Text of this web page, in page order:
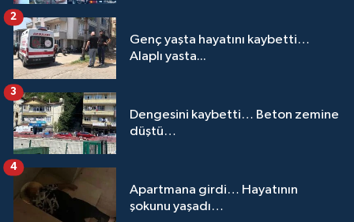
Genç yaşta hayatını kaybetti…
Alaplı yasta...
2
Dengesini kaybetti… Beton zemine
düştü…
3
Apartmana girdi… Hayatının
şokunu yaşadı…
4